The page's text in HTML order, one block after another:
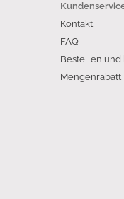
Kontakt
FAQ
Bestellen und
Mengenrabatt